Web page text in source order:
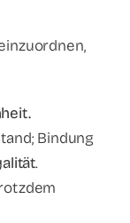
Bindung
.